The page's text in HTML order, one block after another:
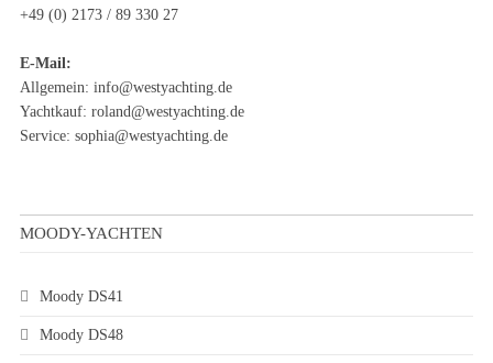
+49 (0) 2173 / 89 330 27
E-Mail:
Allgemein: info@westyachting.de
Yachtkauf: roland@westyachting.de
Service: sophia@westyachting.de
MOODY-YACHTEN
Moody DS41
Moody DS48